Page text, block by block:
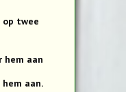
op twee
hem aan
aan.